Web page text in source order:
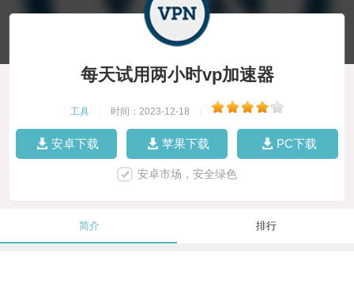
每天试用两小时vp加速器
工具 时间：2023-12-18
安卓下载 苹果下载 PC下载
安卓市场，安全绿色
简介 排行